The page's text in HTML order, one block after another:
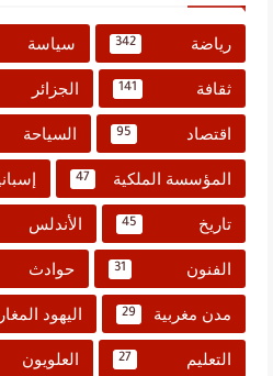
رياضة 342 سياسة
ثقافة 141 الجزائر
اقتصاد 95 السياحة
المؤسسة الملكية 47
تاريخ 45 الأندلس
الفنون 31 حوادث
مدن مغربية 29 اليهود
التعليم 27 العلويون